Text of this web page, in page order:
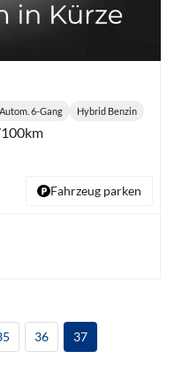
Getriebe:
Autom. 6-Gang
Kraftstoff:
Hybrid Benzin
Fahrzeug parken
36 37